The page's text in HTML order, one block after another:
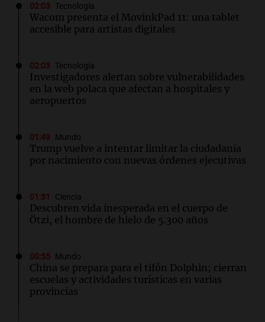
02:03 Tecnología
Wacom presenta el MovinkPad 11: una tablet
accesible para artistas digitales
02:03 Tecnología
Investigadores alertan sobre vulnerabilidades
en la web polaca que afectan a hospitales y
aeropuertos
01:49 Mundo
Trump vuelve a intentar limitar la ciudadanía
por nacimiento con nuevas órdenes ejecutivas
01:31 Ciencia
Descubren vida inesperada en el cuerpo de
Ötzi, el hombre de hielo de 5.300 años
00:55 Mundo
China se prepara para el tifón Dolphin; cierran
escuelas y actividades turísticas en varias
provincias